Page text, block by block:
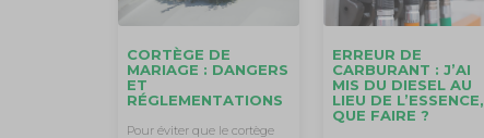
CORTÈGE DE
MARIAGE : DANGERS
ET
RÉGLEMENTATIONS
Pour éviter que le cortège
ERREUR DE
CARBURANT : J’AI
MIS DU DIESEL AU
LIEU DE L’ESSENCE,
QUE FAIRE ?